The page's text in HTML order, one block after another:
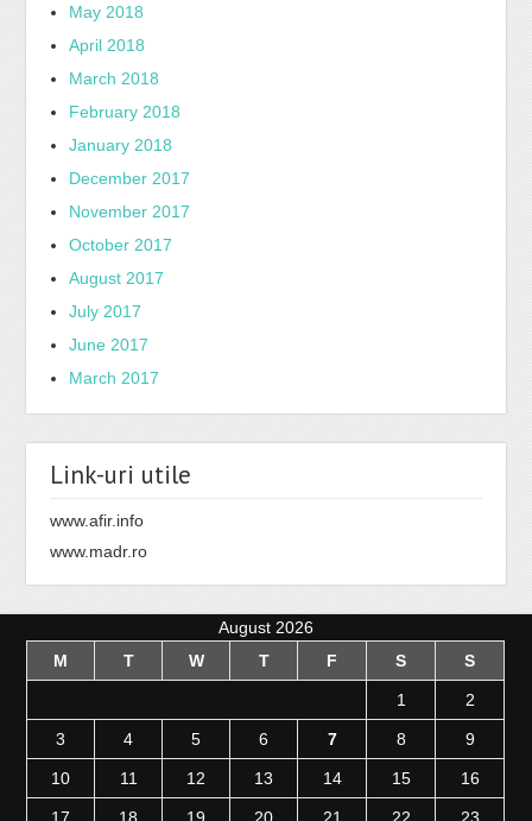
May 2018
April 2018
March 2018
February 2018
January 2018
December 2017
November 2017
October 2017
August 2017
July 2017
June 2017
March 2017
Link-uri utile
www.afir.info
www.madr.ro
August 2026
M
T W T F S S
1 2
3 4 5 6 7 8 9
10 11 12 13 14 15 16
17 18 19 20 21 22 23